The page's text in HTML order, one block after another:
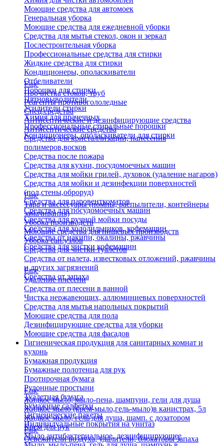
Моющие средства для автомоек
Генеральная уборка
Моющие средства для ежедневной уборки
Средства для мытья стекол, окон и зеркал
Послестроительная уборка
Профессиональные средства для стирки
Жидкие средства для стирки
Кондиционеры, ополаскиватели
Отбеливатели
Порошки для стирки
Пятновыводители
Усилители стирки
Химия для прачечных
Профессиональные стиральные порошки
Кондиционеры, ополаскиватели для стирки
Еще
Прочистка стоков, труб
Реагенты противогололедные
Спец.средства
Антисептические и дезинфицирующие средства
Антисептические средства
Средства для кристаллизации, нанесения
полимеров,восков
Средства после пожара
Средства для кухни, посудомоечных машин
Средства для мойки грилей, духовок (удаление нагаров)
Средства для мойки и дезинфекции поверхностей
(пол,стены,оброруд)
Средства для паровенткоматов
Средства для посудомоечных машин
Средства для ручной мойки посуды
Средства для холодильников, кофемашин
Средства от накипи, окалины, ржавчины
Средства для чистки кофемашин
Еще
Тара и аксессуары (помпы, распылители, контейнеры
замачивания)
Уборка производств
Моющие средства для пищевых производств
Уборка сан.узлов
Средства для чистки туалетов
Средства от налета, известковых отложений, ржавчины
и других загрязнений
Средства от запаха
Еще
Удаление плесени
Средства от плесени в ванной
Чистка нержавеющих, аллюминиевых поверхностей
Средства для мытья напольных покрытий
Моющие средства для пола
Дезинфицирующие средства для уборки
Моющие средства для фасадов
Гигиеническая продукция для санитарных комнат и
кухонь
Бумажная продукция
Бумажные полотенца для рук
Протирочная бумага
Рулонные простыни
Туалетная бумага
Бумажные салфетки
Гигиенические пакеты
Индивидуальные покрытия на унитаз
Еще
Жидкое мыло, мыло-пена, шампуни, гели для душа
Жидкое мыло (крем-мыло,гель-мыло)в канистрах, 5л
Жидкое мыло, гель для душа, шамп. с дозатором
Крем для рук
Мыло антибактериальное, дезинфицирующее
Еще
Освежители воздуха, удалители, блокаторы запаха